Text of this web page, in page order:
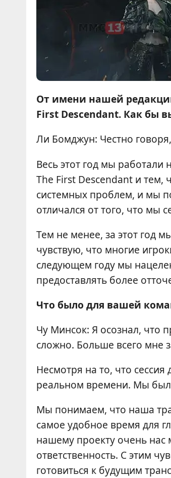
От имени нашей
First Descendant. Как бы
Ли Бомджун: Честно
Весь этот год мы
The First Descendant и тем,
системных проблем, и мы
отличался от того, что мы
Тем не менее, за этот год
чувствую, что многие
следующем году мы
предоставлять более
Что было для вашей
Чу Минсок: Я осознал, что
сложно. Больше всего мне
Несмотря на то, что
реальном времени. Мы
Мы понимаем, что наша
самое удобное время для
нашему проекту очень нас
ответственность. С этим
готовиться к будущим